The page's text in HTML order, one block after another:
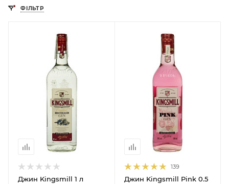
ФІЛЬТР
Джин Kingsmill 1 л
139
Джин Kingsmill Pink 0.5